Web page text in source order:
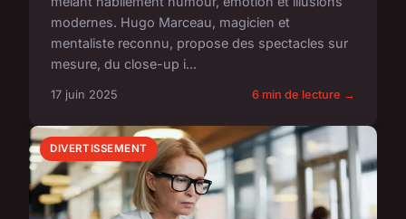
modernes. Hugo Marceau, magicien et
mentaliste reconnu, propose des spectacles sur
mesure, du close-up i...
17 juin 2025 6 min de lecture →
DIVERTISSEMENT